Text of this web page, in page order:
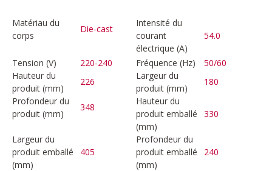
Matériau du
corps
Die-cast
Intensité du
courant
électrique (A)
54.0
Tension (V) 220-240 Fréquence (Hz)
50/60
Hauteur du
produit (mm)
226
Largeur du
produit (mm)
180
Profondeur du
produit (mm)
348
Hauteur du
produit emballé
(mm)
330
Largeur du
produit emballé
(mm)
405
Profondeur du
produit emballé
(mm)
240